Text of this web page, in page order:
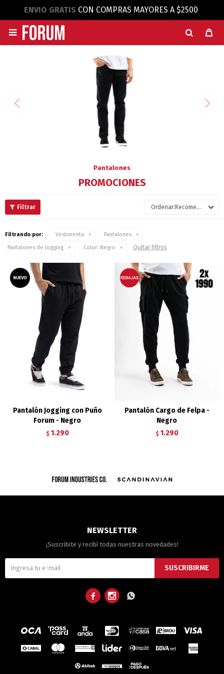
ENVIO GRATIS CON COMPRAS MAYORES A $2500

Pantalones
PROMOCIONES
Recomendados
Filtrando por: Vestimenta
Pantalones
Pantalones de Jogging
Color: Negro Quitar filtros
Pantalón Jogging con Puño
Forum - Negro
$ 1.290
Pantalón Cargo de Felpa -
Negro
$ 1.290
NEWSLETTER
¡Suscribite y recibí todas nuestras novedades!
SUSCRIBIRME
  